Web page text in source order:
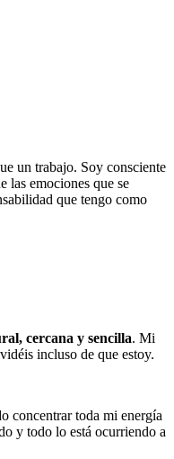
un trabajo. Soy consciente
las emociones que se
que tengo como
cercana y sencilla. Mi
incluso de que estoy.
concentrar toda mi energía
y todo lo está ocurriendo a